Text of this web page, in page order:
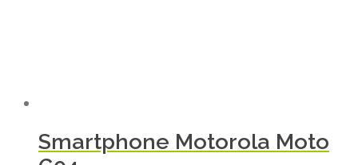
Smartphone Motorola Moto